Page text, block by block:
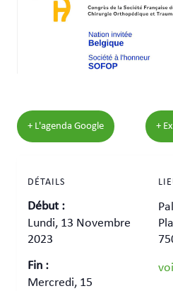
+ L'agenda Google +
DÉTAILS
Début :
Lundi, 13 Novembre
2023
Fin :
Mercredi, 15